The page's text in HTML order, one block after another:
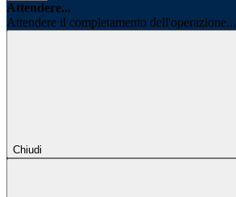
Attendere...
Attendere il completamento dell'operazione...
Chiudi